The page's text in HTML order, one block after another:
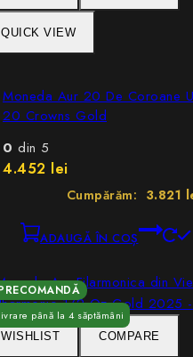
QUICK VIEW
Moneda Aur 20 De Coroane
20 Crowns Gold
0 din 5
4.452 lei
Cumpărăm: 3.821
ADAUGĂ ÎN COȘ
WISHLIST COMPARE